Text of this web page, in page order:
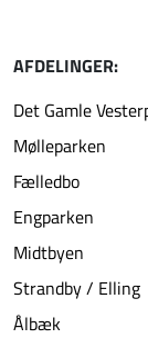
AFDELINGER:
Det Gamle
Mølleparken
Fælledbo
Engparken
Midtbyen
Strandby / Elling
Ålbæk